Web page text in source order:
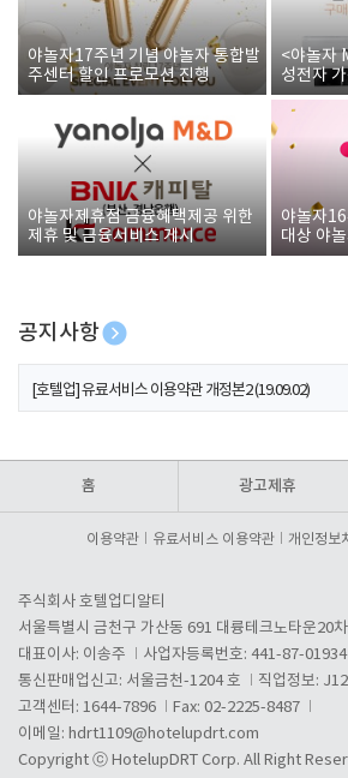
야놀자17주년 기념 야놀자 통합발
주센터 할인 프로모션 진행
<야놀자
성전자
야놀자제휴점 금융혜택제공 위한
제휴 및 금융서비스 게시
야놀자
대상 야
폰 증정
공지사항
[호텔업] 개인정보 처리방침 개정본1 (19.09.02)
[호텔업] 유료서비스 이용약관 개정본2 (19.09.02)
홈 광고제휴
이용약관 유료서비스 이용약관 개인정보
주식회사 호텔업디알티
서울특별시 금천구 가산동 691 대륭테크노타운20
대표이사: 이송주
사업자등록번호: 441-87-01934
통신판매업신고: 서울금천-1204 호
직업정보:
고객센터: 1644-7896
Fax: 02-2225-8487
이메일: hdrt1109@hotelupdrt.com
Copyright ⓒ HotelupDRT Corp. All Right